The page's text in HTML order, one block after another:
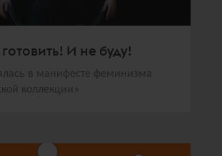
И не буду!
в манифесте феминизма
коллекции»